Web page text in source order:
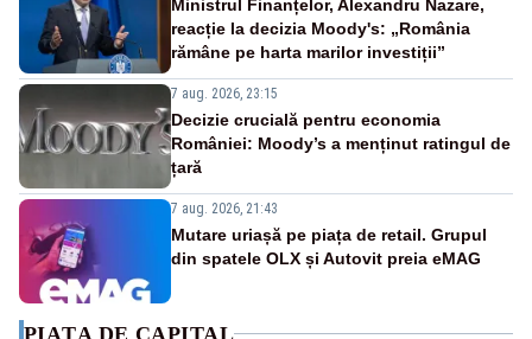
Ministrul Finanțelor, Alexandru Nazare,
reacție la decizia Moody's: „România
rămâne pe harta marilor investiții”
7 aug. 2026, 23:15
Decizie crucială pentru economia
României: Moody’s a menținut ratingul de
țară
7 aug. 2026, 21:43
Mutare uriașă pe piața de retail. Grupul
din spatele OLX și Autovit preia eMAG
PIAȚA DE CAPITAL